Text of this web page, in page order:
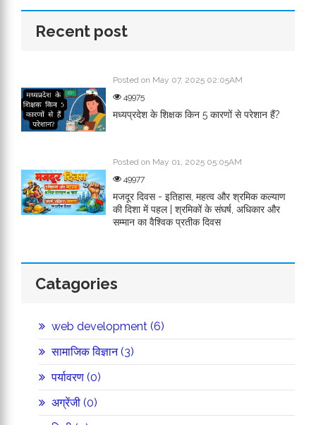
Recent post
Posted on May 07, 2025 02:05AM
49975
मध्यप्रदेश के शिक्षक किन 5 कारणों से परेशान हैं?
Posted on May 01, 2025 05:05AM
49977
मजदूर दिवस - इतिहास, महत्व और श्रमिक कल्याण
की दिशा में पहल | श्रमिकों के संघर्ष, अधिकार और
सम्मान का वैश्विक प्रतीक दिवस
Catagories
web development (6)
सामाजिक विज्ञान (3)
पर्यावरण (0)
अग्रेंजी (0)